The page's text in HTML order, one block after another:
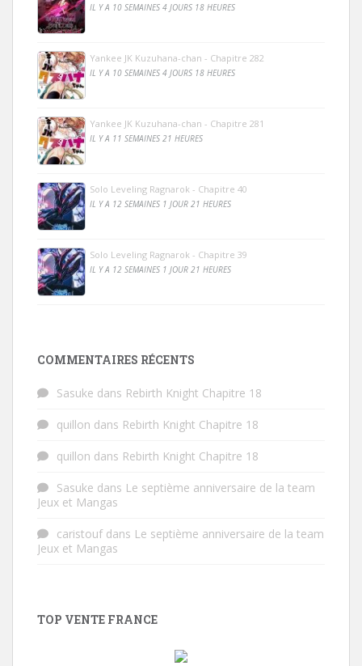
IL Y A 10 SEMAINES 4 JOURS 18 HEURES
Yankee JK Kuzuhana-chan - Chapitre 282
IL Y A 10 SEMAINES 4 JOURS 18 HEURES
Yankee JK Kuzuhana-chan - Chapitre 281
IL Y A 11 SEMAINES 21 HEURES
Solo Leveling Ragnarok - Chapitre 40
IL Y A 12 SEMAINES 1 JOUR 21 HEURES
Solo Leveling Ragnarok - Chapitre 39
IL Y A 12 SEMAINES 1 JOUR 21 HEURES
COMMENTAIRES RÉCENTS
Sasuke dans Rebirth Knight Chapitre 18
quillon dans Rebirth Knight Chapitre 18
quillon dans Rebirth Knight Chapitre 18
Sasuke dans Le septième anniversaire de la team
Jeux et Mangas
caristoufdans Le septième anniversaire de la team
Jeux et Mangas
TOP VENTE FRANCE